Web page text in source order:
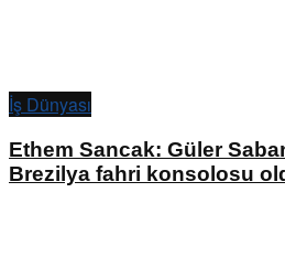
İş Dünyası
Ethem Sancak: Güler
Brezilya fahri konsolosu